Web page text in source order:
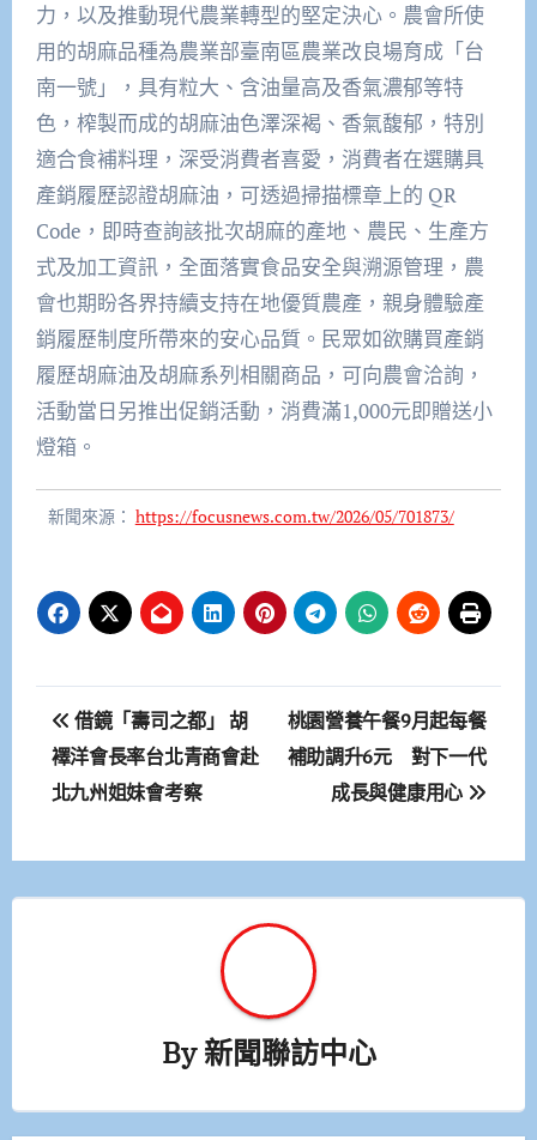
力，以及推動現代農業轉型的堅定決心。農會所使
用的胡麻品種為農業部臺南區農業改良場育成「台
南一號」，具有粒大、含油量高及香氣濃郁等特
色，榨製而成的胡麻油色澤深褐、香氣馥郁，特別
適合食補料理，深受消費者喜愛，消費者在選購具
產銷履歷認證胡麻油，可透過掃描標章上的 QR
Code，即時查詢該批次胡麻的產地、農民、生產方
式及加工資訊，全面落實食品安全與溯源管理，農
會也期盼各界持續支持在地優質農產，親身體驗產
銷履歷制度所帶來的安心品質。民眾如欲購買產銷
履歷胡麻油及胡麻系列相關商品，可向農會洽詢，
活動當日另推出促銷活動，消費滿1,000元即贈送小
燈箱。
新聞來源： https://focusnews.com.tw/2026/05/701873/
文
章
導
覽
借鏡「壽司之都」 胡
襗洋會長率台北青商會赴
北九州姐妹會考察
桃園營養午餐9月起每餐
補助調升6元 對下一代
成長與健康用心
By新聞聯訪中心